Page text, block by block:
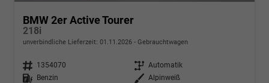
BMW 2er Active Tourer
218i
unverbindliche Lieferzeit: 01.11.2026 Gebrauchtwagen
Fahrzeugnr. 1354070 Getriebe Automatik
Kraftstoff
Benzin Außenfarbe Alpinweiß